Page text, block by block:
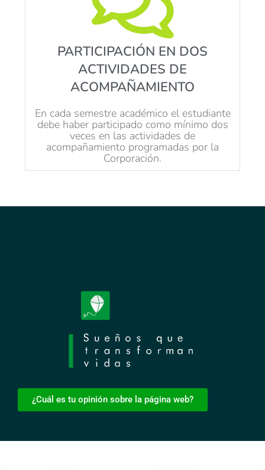
PARTICIPACIÓN EN DOS
ACTIVIDADES DE
ACOMPAÑAMIENTO
En cada semestre académico el estudiante
debe haber participado como mínimo dos
veces en las actividades de
acompañamiento programadas por la
Corporación.
¿Cuál es tu opinión sobre la página web?